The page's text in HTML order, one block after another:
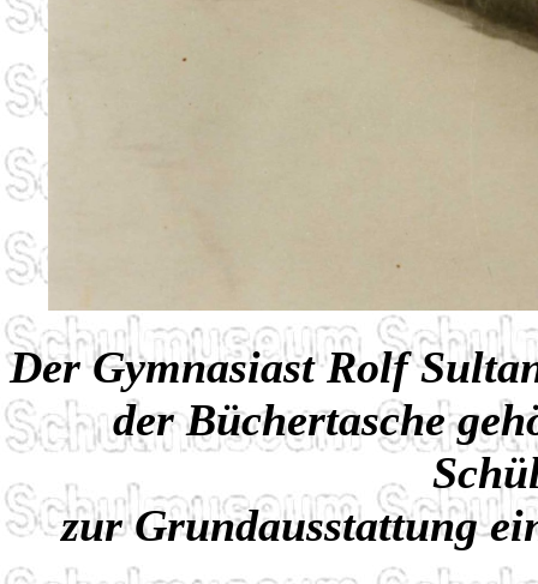
Der Gymnasiast Rolf
der Büchertasche
zur Grundausstattung